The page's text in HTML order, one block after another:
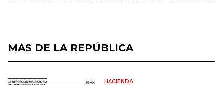
MÁS DE LA REPÚBLICA
HACIENDA